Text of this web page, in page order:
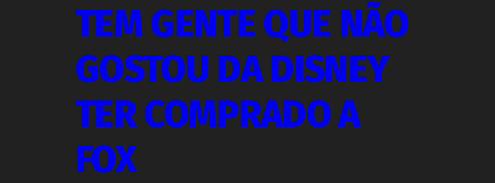
TEM GENTE QUE NÃO
GOSTOU DA DISNEY
TER COMPRADO A
FOX